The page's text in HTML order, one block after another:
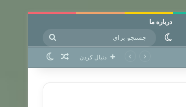
درباره ما
تغییر پوسته
برای دنبال کردن نوشته تصادفی